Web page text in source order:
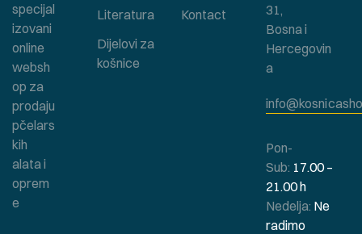
Literatura
Dijelovi za
košnice
Kontact
specijal
izovani
online
websh
op za
prodaju
pčelars
kih
alata i
oprem
e
31,
Bosna i
Hercegovin
a
Pon-
Sub: 17.00 –
21.00 h
Nedelja: Ne
radimo